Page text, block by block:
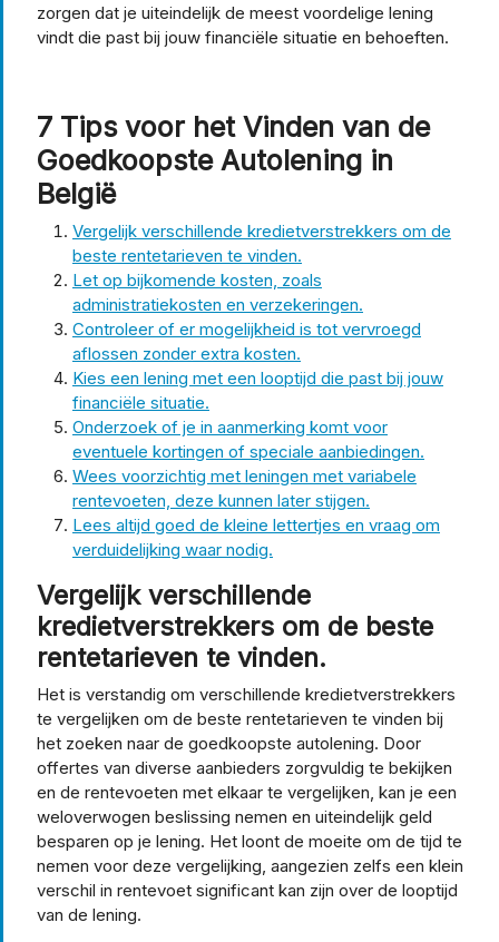
zorgen dat je uiteindelijk de meest voordelige lening
vindt die past bij jouw financiële situatie en behoeften.
7 Tips voor het Vinden van de
Goedkoopste Autolening in
België
Vergelijk verschillende kredietverstrekkers om de
beste rentetarieven te vinden.
Let op bijkomende kosten, zoals
administratiekosten en verzekeringen.
Controleer of er mogelijkheid is tot vervroegd
aflossen zonder extra kosten.
Kies een lening met een looptijd die past bij jouw
financiële situatie.
Onderzoek of je in aanmerking komt voor
eventuele kortingen of speciale aanbiedingen.
Wees voorzichtig met leningen met variabele
rentevoeten, deze kunnen later stijgen.
Lees altijd goed de kleine lettertjes en vraag om
verduidelijking waar nodig.
Vergelijk verschillende
kredietverstrekkers om de beste
rentetarieven te vinden.
Het is verstandig om verschillende kredietverstrekkers
te vergelijken om de beste rentetarieven te vinden bij
het zoeken naar de goedkoopste autolening. Door
offertes van diverse aanbieders zorgvuldig te bekijken
en de rentevoeten met elkaar te vergelijken, kan je een
weloverwogen beslissing nemen en uiteindelijk geld
besparen op je lening. Het loont de moeite om de tijd te
nemen voor deze vergelijking, aangezien zelfs een klein
verschil in rentevoet significant kan zijn over de looptijd
van de lening.